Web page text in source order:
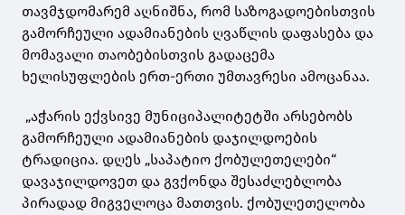
თავმჯდომარემ აღნიშნა, რომ საზოგადოებისთვის
გამორჩეული ადამიანების ღვაწლის დაფასება და
მომავალი თაობებისთვის გადაცემა
ხელისუფლების ერთ-ერთი უმთავრესი ამოცანაა.
„აჭარის ექვსივე მუნიციპალიტეტში არსებობს
გამორჩეული ადამიანების დაჯილდოების
ტრადიცია. დღეს „საპატიო ქობულეთელები“
დავაჯილდოვეთ და გვქონდა შესაძლებლობა
პირადად მიგველოცა მათთვის. ქობულეთელობა